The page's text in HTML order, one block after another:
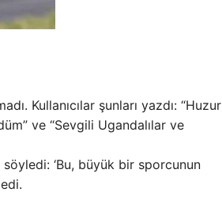
Kullanıcılar şunları yazdı: “Huzur
ve “Sevgili Ugandalılar ve
‘Bu, büyük bir sporcunun